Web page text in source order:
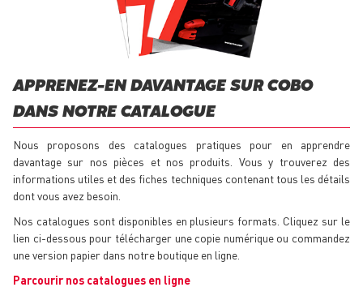
APPRENEZ-EN DAVANTAGE SUR COBO
DANS NOTRE CATALOGUE
Nous proposons des catalogues pratiques pour en apprendre
davantage sur nos pièces et nos produits. Vous y trouverez des
informations utiles et des fiches techniques contenant tous les détails
dont vous avez besoin.
Nos catalogues sont disponibles en plusieurs formats. Cliquez sur le
lien ci-dessous pour télécharger une copie numérique ou commandez
une version papier dans notre boutique en ligne.
Parcourir nos catalogues en ligne